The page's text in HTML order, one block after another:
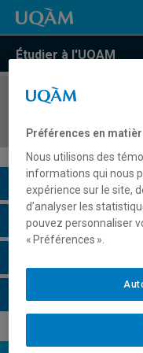
Étudier à l'UQAM
COURS//
Description du cours
Horaire - Été 2026
Préférences en
Nous utilisons des
informations qui nous
expérience sur le site,
d’analyser les
pouvez personnaliser
« Préférences ».